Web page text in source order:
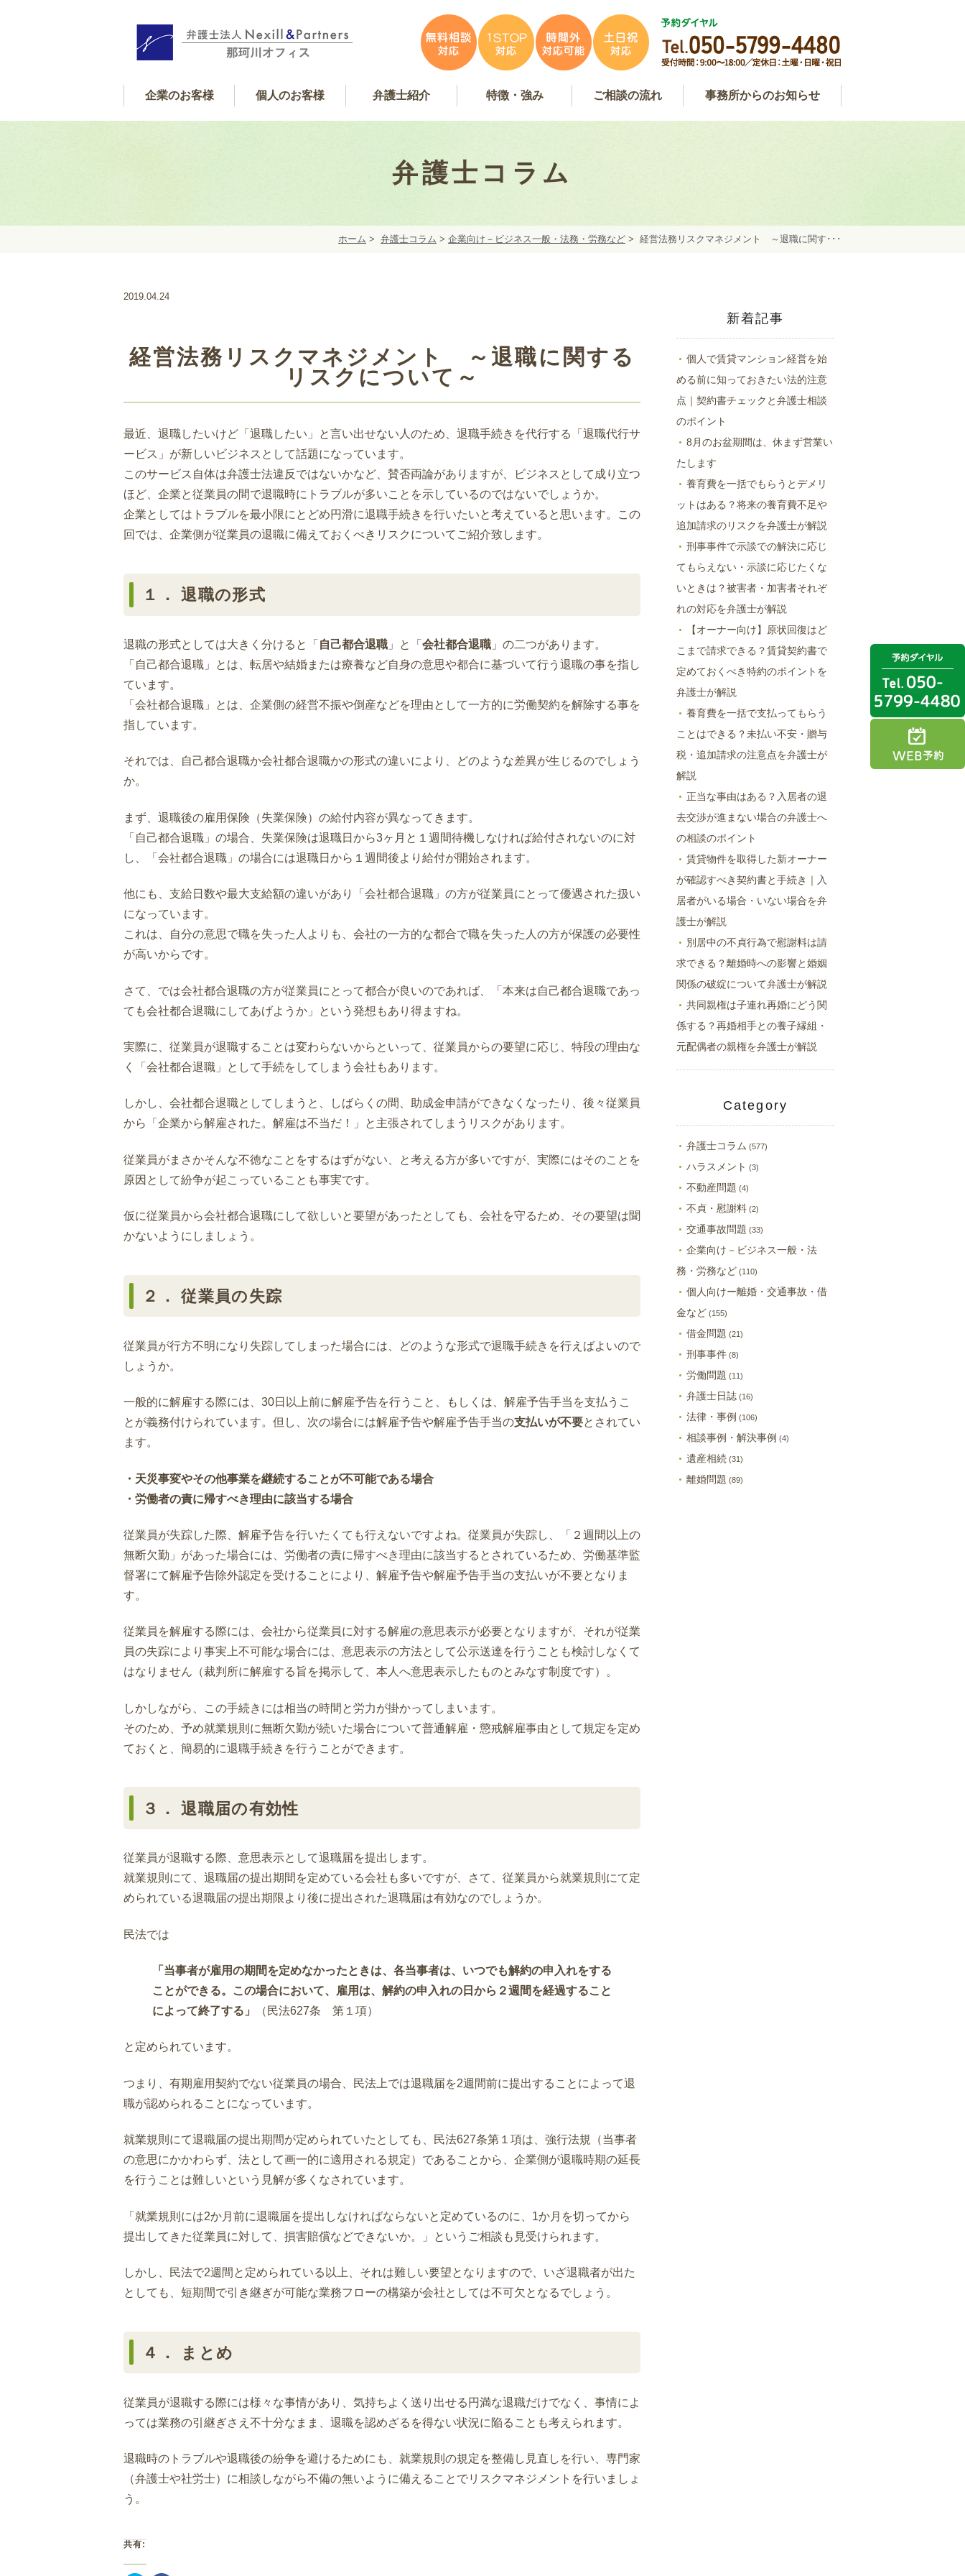
企業のお客様 個人のお客様
個人サポート内容
遺産相続
離婚
借金・金銭
交通事故 弁護士紹介 特徴・強み
特徴・強み
事務所紹介
アンケート掲載 ご相談の流れ
無料相談
お問い合わせ
弁護士費用 事務所からのお知らせ
事務所からのお知らせ
弁護士コラム
弁護士コラム
ホーム > 弁護士コラム > 企業向け－ビジネス一般・法務・労務など > 経営法務リスクマネジメント ～退職に関す･･･
2019.04.24
経営法務リスクマネジメント ～退職に関する
リスクについて～
最近、退職したいけど「退職したい」と言い出せない人のため、退職手続きを代行する「退職代行サ
ービス」が新しいビジネスとして話題になっています。
このサービス自体は弁護士法違反ではないかなど、賛否両論がありますが、ビジネスとして成り立つ
ほど、企業と従業員の間で退職時にトラブルが多いことを示しているのではないでしょうか。
企業としてはトラブルを最小限にとどめ円滑に退職手続きを行いたいと考えていると思います。この
回では、企業側が従業員の退職に備えておくべきリスクについてご紹介致します。
１． 退職の形式
退職の形式としては大きく分けると「 自己都合退職 」と「 会社都合退職 」の二つがあります。
「自己都合退職」とは、転居や結婚または療養など自身の意思や都合に基づいて行う退職の事を指し
ています。
「会社都合退職」とは、企業側の経営不振や倒産などを理由として一方的に労働契約を解除する事を
指しています。
それでは、自己都合退職か会社都合退職かの形式の違いにより、どのような差異が生じるのでしょう
か。
まず、退職後の雇用保険（失業保険）の給付内容が異なってきます。
「自己都合退職」の場合、失業保険は退職日から3ヶ月と１週間待機しなければ給付されないのに対
し、「会社都合退職」の場合には退職日から１週間後より給付が開始されます。
他にも、支給日数や最大支給額の違いがあり「会社都合退職」の方が従業員にとって優遇された扱い
になっています。
これは、自分の意思で職を失った人よりも、会社の一方的な都合で職を失った人の方が保護の必要性
が高いからです。
さて、では会社都合退職の方が従業員にとって都合が良いのであれば、「本来は自己都合退職であっ
ても会社都合退職にしてあげようか」という発想もあり得ますね。
実際に、従業員が退職することは変わらないからといって、従業員からの要望に応じ、特段の理由な
く「会社都合退職」として手続をしてしまう会社もあります。
しかし、会社都合退職としてしまうと、しばらくの間、助成金申請ができなくなったり、後々従業員
から「企業から解雇された。解雇は不当だ！」と主張されてしまうリスクがあります。
従業員がまさかそんな不徳なことをするはずがない、と考える方が多いですが、実際にはそのことを
原因として紛争が起こっていることも事実です。
仮に従業員から会社都合退職にして欲しいと要望があったとしても、会社を守るため、その要望は聞
かないようにしましょう。
２． 従業員の失踪
従業員が行方不明になり失踪してしまった場合には、どのような形式で退職手続きを行えばよいので
しょうか。
一般的に解雇する際には、30日以上前に解雇予告を行うこと、もしくは、解雇予告手当を支払うこ
とが義務付けられています。但し、次の場合には解雇予告や解雇予告手当の支払いが不要とされてい
ます。
・天災事変やその他事業を継続することが不可能である場合
・労働者の責に帰すべき理由に該当する場合
従業員が失踪した際、解雇予告を行いたくても行えないですよね。従業員が失踪し、「２週間以上の
無断欠勤」があった場合には、労働者の責に帰すべき理由に該当するとされているため、労働基準監
督署にて解雇予告除外認定を受けることにより、解雇予告や解雇予告手当の支払いが不要となりま
す。
従業員を解雇する際には、会社から従業員に対する解雇の意思表示が必要となりますが、それが従業
員の失踪により事実上不可能な場合には、意思表示の方法として公示送達を行うことも検討しなくて
はなりません（裁判所に解雇する旨を掲示して、本人へ意思表示したものとみなす制度です）。
しかしながら、この手続きには相当の時間と労力が掛かってしまいます。
そのため、予め就業規則に無断欠勤が続いた場合について普通解雇・懲戒解雇事由として規定を定め
ておくと、簡易的に退職手続きを行うことができます。
３． 退職届の有効性
従業員が退職する際、意思表示として退職届を提出します。
就業規則にて、退職届の提出期間を定めている会社も多いですが、さて、従業員から就業規則にて定
められている退職届の提出期限より後に提出された退職届は有効なのでしょうか。
民法では
「当事者が雇用の期間を定めなかったときは、各当事者は、いつでも解約の申入れをする
ことができる。この場合において、雇用は、解約の申入れの日から２週間を経過すること
によって終了する」
（民法627条 第１項）
と定められています。
つまり、有期雇用契約でない従業員の場合、民法上では退職届を2週間前に提出することによって退
職が認められることになっています。
就業規則にて退職届の提出期間が定められていたとしても、民法627条第１項は、強行法規（当事者
の意思にかかわらず、法として画一的に適用される規定）であることから、企業側が退職時期の延長
を行うことは難しいという見解が多くなされています。
「就業規則には2か月前に退職届を提出しなければならないと定めているのに、1か月を切ってから
提出してきた従業員に対して、損害賠償などできないか。」というご相談も見受けられます。
しかし、民法で2週間と定められている以上、それは難しい要望となりますので、いざ退職者が出た
としても、短期間で引き継ぎが可能な業務フローの構築が会社としては不可欠となるでしょう。
４． まとめ
従業員が退職する際には様々な事情があり、気持ちよく送り出せる円満な退職だけでなく、事情によ
っては業務の引継ぎさえ不十分なまま、退職を認めざるを得ない状況に陥ることも考えられます。
退職時のトラブルや退職後の紛争を避けるためにも、就業規則の規定を整備し見直しを行い、専門家
（弁護士や社労士）に相談しながら不備の無いように備えることでリスクマネジメントを行いましょ
う。
共有:
新着記事
個人で賃貸マンション経営を始
める前に知っておきたい法的注意
点｜契約書チェックと弁護士相談
のポイント
8月のお盆期間は、休まず営業い
たします
養育費を一括でもらうとデメリ
ットはある？将来の養育費不足や
追加請求のリスクを弁護士が解説
刑事事件で示談での解決に応じ
てもらえない・示談に応じたくな
いときは？被害者・加害者それぞ
れの対応を弁護士が解説
【オーナー向け】原状回復はど
こまで請求できる？賃貸契約書で
定めておくべき特約のポイントを
弁護士が解説
養育費を一括で支払ってもらう
ことはできる？未払い不安・贈与
税・追加請求の注意点を弁護士が
解説
正当な事由はある？入居者の退
去交渉が進まない場合の弁護士へ
の相談のポイント
賃貸物件を取得した新オーナー
が確認すべき契約書と手続き｜入
居者がいる場合・いない場合を弁
護士が解説
別居中の不貞行為で慰謝料は請
求できる？離婚時への影響と婚姻
関係の破綻について弁護士が解説
共同親権は子連れ再婚にどう関
係する？再婚相手との養子縁組・
元配偶者の親権を弁護士が解説
Category
弁護士コラム (577)
ハラスメント (3)
不動産問題 (4)
不貞・慰謝料 (2)
交通事故問題 (33)
企業向け－ビジネス一般・法
務・労務など (110)
個人向けー離婚・交通事故・借
金など (155)
借金問題 (21)
刑事事件 (8)
労働問題 (11)
弁護士日誌 (16)
法律・事例 (106)
相談事例・解決事例 (4)
遺産相続 (31)
離婚問題 (89)